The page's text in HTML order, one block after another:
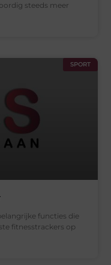
steeds meer
SPORT
functies die
fitnesstrackers op